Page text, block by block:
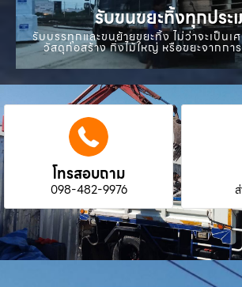
รับขนขยะทิ้งทุกประ
รับบรรทุกและขนย้ายขยะทิ้ง ไม่ว่าจะเป็นเ
วัสดุก่อสร้าง กิ่งไม้ใหญ่ หรือขยะจากกา
โทรสอบถาม
098-482-9976